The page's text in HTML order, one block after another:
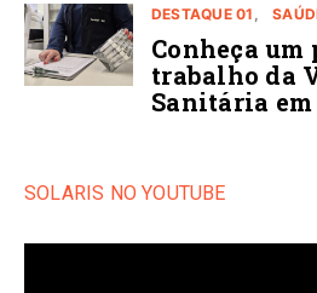
DESTAQUE 01
Conheça um
trabalho da
Sanitária
SOLARIS NO YOUTUBE